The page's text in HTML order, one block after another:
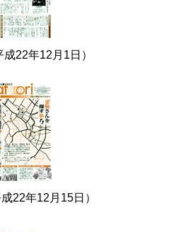
22年12月1日）
22年12月15日）